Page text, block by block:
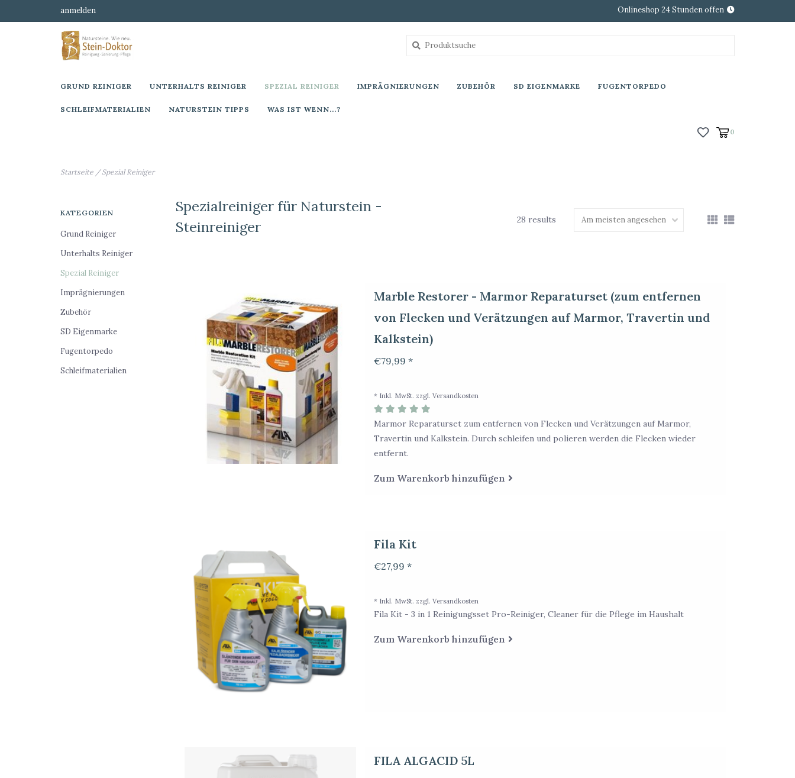
anmelden Onlineshop 24 Stunden offen
GRUND REINIGER UNTERHALTS REINIGER SPEZIAL REINIGER IMPRÄGNIERUNGEN ZUBEHÖR SD EIGENMARKE FUGENTORPEDO
SCHLEIFMATERIALIEN NATURSTEIN TIPPS WAS IST WENN...?
0
Startseite /Spezial Reiniger
KATEGORIEN
Grund Reiniger
Unterhalts Reiniger
Spezial Reiniger
Imprägnierungen
Zubehör
SD Eigenmarke
Fugentorpedo
Schleifmaterialien
Spezialreiniger für Naturstein -
Steinreiniger
28 results
Marble Restorer - Marmor Reparaturset (zum entfernen
von Flecken und Verätzungen auf Marmor, Travertin und
Kalkstein)
€79,99 *
* Inkl. MwSt. zzgl.Versandkosten
Marmor Reparaturset zum entfernen von Flecken und Verätzungen auf Marmor,
Travertin und Kalkstein. Durch schleifen und polieren werden die Flecken wieder
entfernt.
Zum Warenkorb hinzufügen
Fila Kit
€27,99 *
* Inkl. MwSt. zzgl.Versandkosten
Fila Kit - 3 in 1 Reinigungsset Pro-Reiniger, Cleaner für die Pflege im Haushalt
Zum Warenkorb hinzufügen
FILA ALGACID 5L